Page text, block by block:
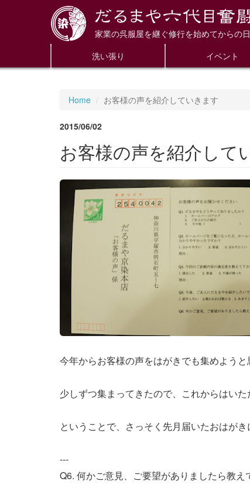
家業の呉服屋を継ぐ修行を始めてからの
洗い張り イベント
Home お客様の声を紹介していきます
2015/06/02
お客様の声を紹介して
今年からお客様の声をはがきでも集めよう
少しずつ集まってきたので、これからはい
ということで、さっそく先月届いたおはがき
---
Q6. 何かご意見、ご要望がありましたら教え